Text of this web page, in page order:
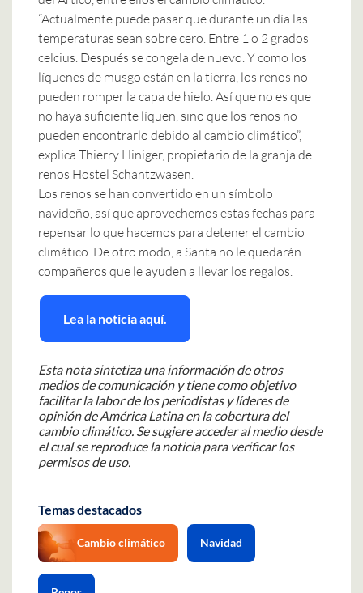
“Actualmente puede pasar que durante un día las
temperaturas sean sobre cero. Entre 1 o 2 grados
celcius. Después se congela de nuevo. Y como los
líquenes de musgo están en la tierra, los renos no
pueden romper la capa de hielo. Así que no es que
no haya suficiente líquen, sino que los renos no
pueden encontrarlo debido al cambio climático”,
explica Thierry Hiniger, propietario de la granja de
renos Hostel Schantzwasen.
Los renos se han convertido en un símbolo
navideño, así que aprovechemos estas fechas para
repensar lo que hacemos para detener el cambio
climático. De otro modo, a Santa no le quedarán
compañeros que le ayuden a llevar los regalos.
Lea la noticia aquí.
Esta nota sintetiza una información de otros
medios de comunicación y tiene como objetivo
facilitar la labor de los periodistas y líderes de
opinión de América Latina en la cobertura del
cambio climático. Se sugiere acceder al medio desde
el cual se reproduce la noticia para verificar los
permisos de uso.
Temas destacados
Cambio climático Navidad